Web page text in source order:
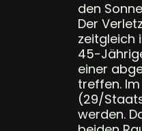
den
Der
zeitgleich
45-
einer
treffen.
(29/
werden.